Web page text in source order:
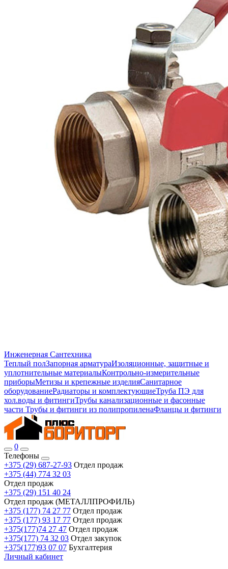
Инженерная Сантехника
Теплый полЗапорная арматураИзоляционные, защитные и
уплотнительные материалыКонтрольно-измерительные
приборыМетизы и крепежные изделияСанитарное
оборудованиеРадиаторы и комплектующиеТруба ПЭ для
хол.воды и фитингиТрубы канализационные и фасонные
части Трубы и фитинги из полипропиленаФланцы и фитинги
0
Телефоны
+375 (29) 687-27-93 Отдел продаж
+375 (44) 774 32 03
Отдел продаж
+375 (29) 151 40 24
Отдел продаж (МЕТАЛЛПРОФИЛЬ)
+375 (177) 74 27 77 Отдел продаж
+375 (177) 93 17 77 Отдел продаж
+375(177)74 27 47 Отдел продаж
+375(177) 74 32 03 Отдел закупок
+375(177)93 07 07 Бухгалтерия
Личный кабинет